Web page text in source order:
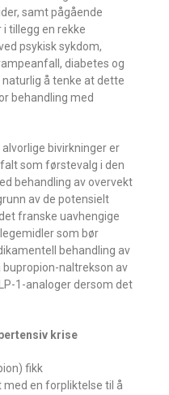
samt pågående
tillegg en rekke
psykisk sykdom,
diabetes og
å tenke at dette
behandling med
bivirkninger er
som førstevalg i den
behandling av overvekt
av de potensielt
franske uavhengige
som bør
behandling av
bupropion-naltrekson av
1-analoger dersom det
krise
fikk
en forpliktelse til å